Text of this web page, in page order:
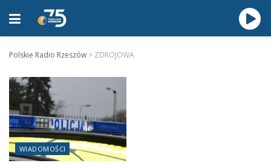
Polskie Radio Rzeszów > ZDROJOWA
WIADOMOŚCI